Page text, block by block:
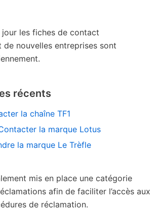
les fiches de contact
de nouvelles entreprises sont
récents
la chaîne TF1
la marque Lotus
la marque Le Trèfle
mis en place une catégorie
afin de faciliter l’accès aux
de réclamation.